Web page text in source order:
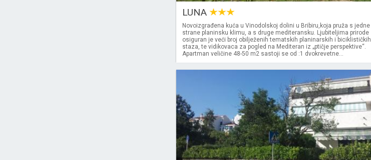
LUNA
Novoizgrađena kuća u Vinodolskoj dolini u Bribiru,koja pruža s jedne
strane planinsku klimu, a s druge mediteransku. Ljubiteljima prirode
osiguran je veći broj obilježenih tematskih planinarskih i biciklističkih
staza, te vidikovaca za pogled na Mediteran iz „ptičje perspektive“.
Apartman veličine 48-50 m2 sastoji se od :1 dvokrevetne...